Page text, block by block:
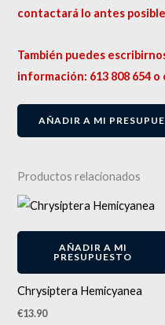
contactará lo antes
También puedes
información: 613 808 654 o
AÑADIR A MI
Productos relacionados
AÑADIR A MI
PRESUPUESTO
Chrysiptera Hemicyanea
€13.90